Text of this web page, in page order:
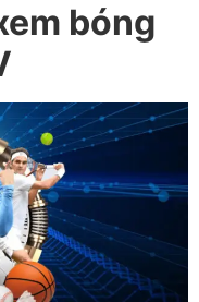
bóng